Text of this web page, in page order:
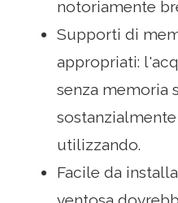
notoriamente
Supporti di
appropriati:
senza memoria
utilizzando.
Facile da